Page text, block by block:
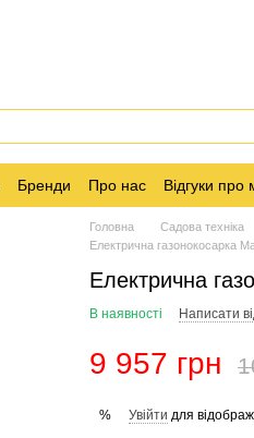
Бренди Про нас Відгуки про
Головна Садова техніка
Електрична газонокосарка
Електрична
В наявності Написати
9 957 грн
% Увійти для